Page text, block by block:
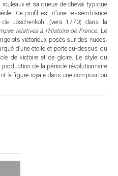
et sa queue de cheval typique
Ce profil est d’une ressemblance
Löschenkohl (vers 1770) dans la
relatives à l'Histoire de France. Le
victorieux posés sur des nuées.
d’une étoile et porte au-dessus du
de victoire et de gloire. Le style du
de la période révolutionnaire
la figure royale dans une composition